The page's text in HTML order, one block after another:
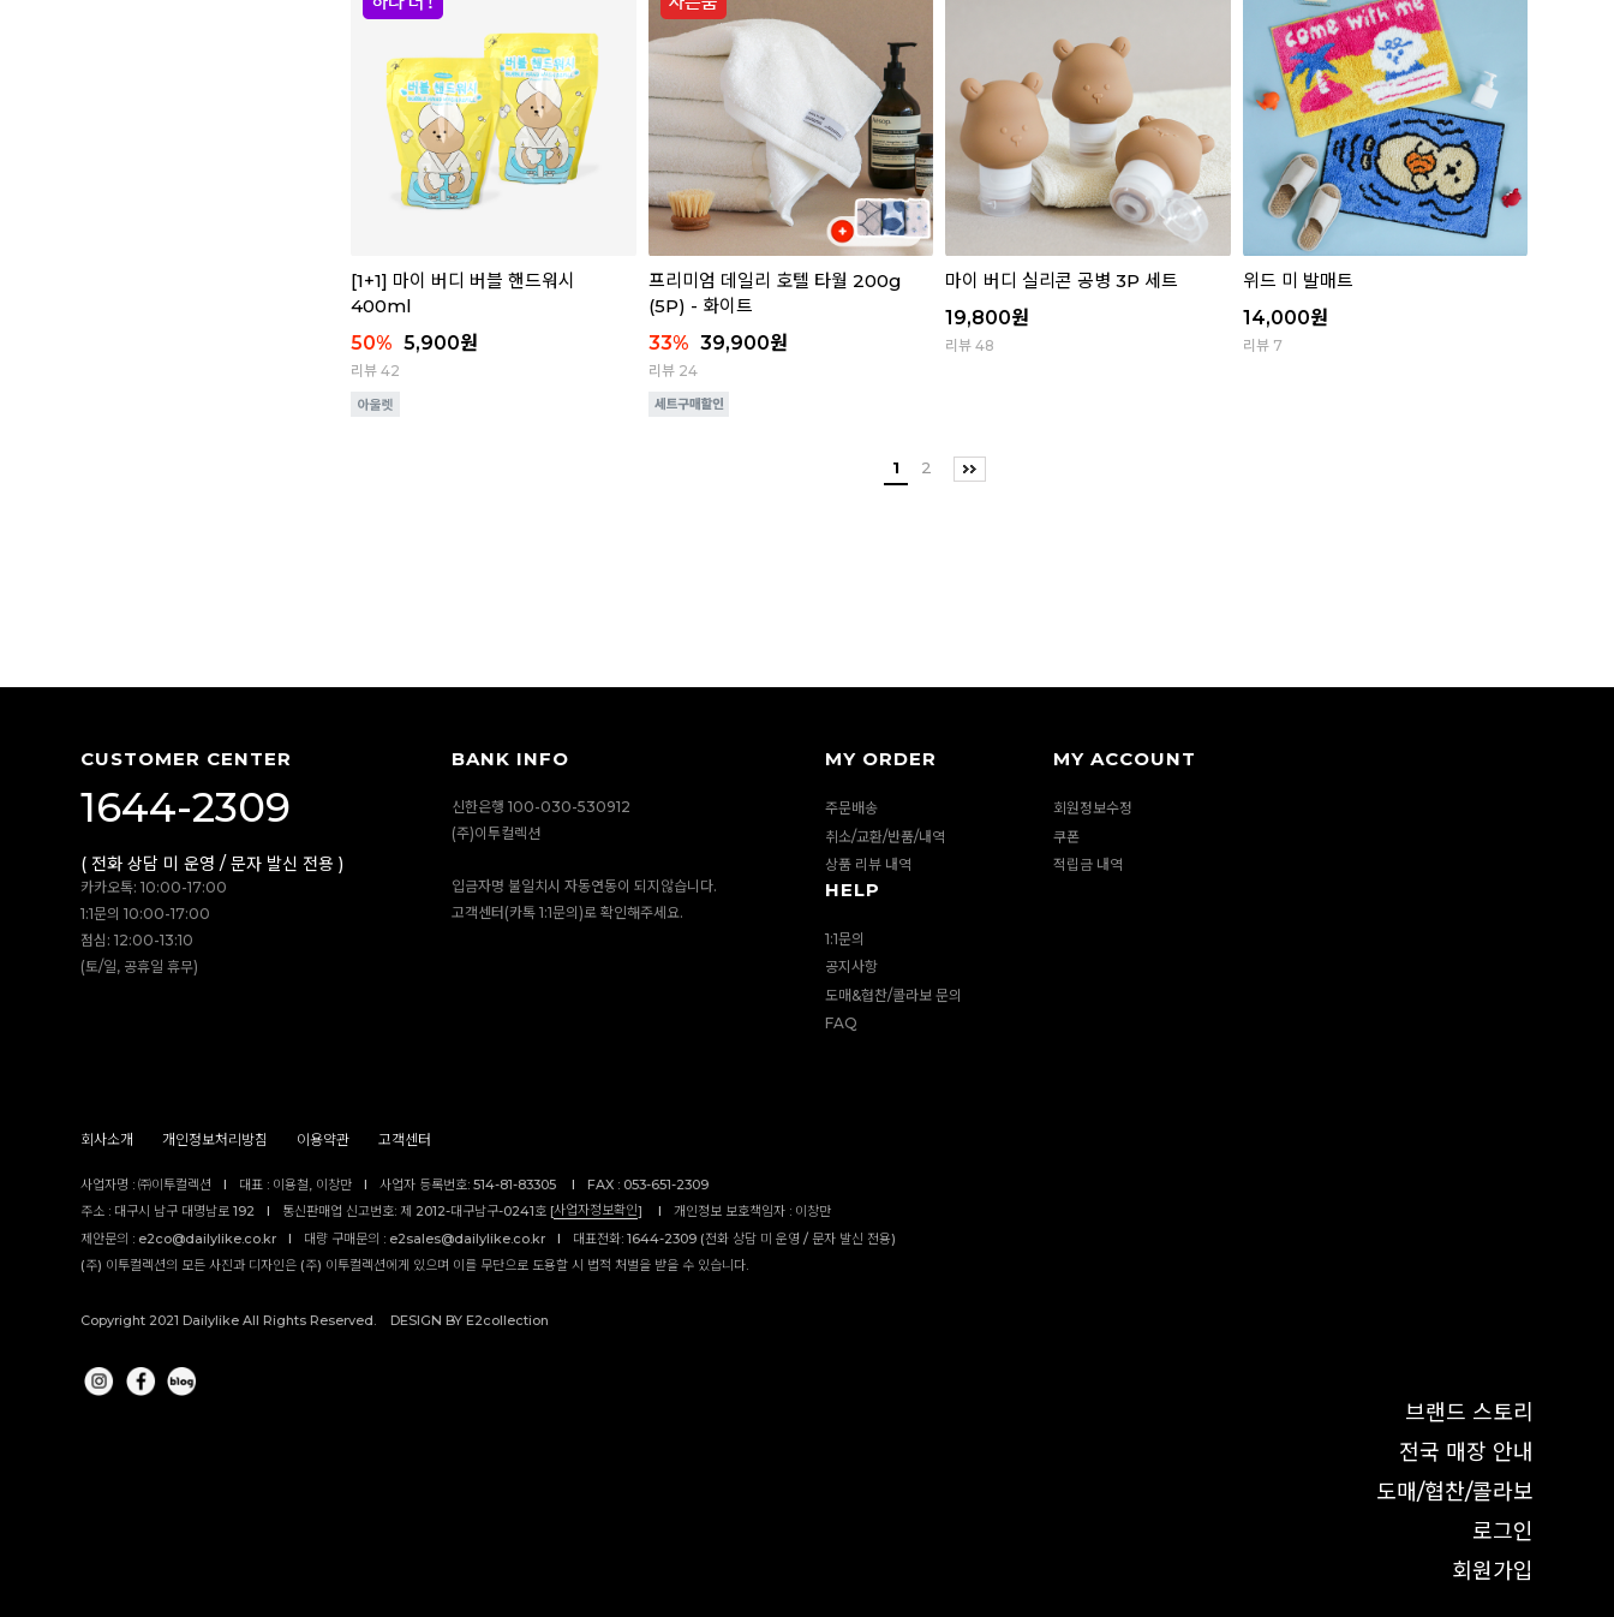
[1+1] 마이 버디 버블 핸드워시
400ml
50% 5,900원
리뷰 42
프리미엄 데일리 호텔 타월 200g
(5P) - 화이트
33% 39,900원
리뷰 24
마이 버디 실리콘 공병 3P 세트
19,800원
리뷰 48
위드 미 발매트
14,000원
리뷰 7
1 2
CUSTOMER CENTER
1644-2309
( 전화 상담 미 운영 / 문자 발신 전용 )
카카오톡: 10:00-17:00
1:1문의 10:00-17:00
점심: 12:00-13:10
(토/일, 공휴일 휴무)
BANK INFO
신한은행 100-030-530912
(주)이투컬렉션
입금자명 불일치시 자동연동이 되지않습니다.
고객센터(카톡 1:1문의)로 확인해주세요.
MY ORDER
주문배송
취소/교환/반품/내역
상품 리뷰 내역
MY ACCOUNT
회원정보수정
쿠폰
적립금 내역
HELP
1:1문의
공지사항
도매&협찬/콜라보 문의
FAQ
회사소개 개인정보처리방침 이용약관 고객센터
사업자명 : ㈜이투컬렉션 I 대표 : 이용철, 이창만 I 사업자 등록번호: 514-81-83305 I
FAX : 053-651-2309
주소 : 대구시 남구 대명남로 192
I 통신판매업 신고번호: 제 2012-대구남구-0241호 [사업자정보확인] I
개인정보 보호책임자 : 이창만
제안문의 : e2co@dailylike.co.kr
I 대량 구매문의 : e2sales@dailylike.co.kr I
대표전화: 1644-2309 (전화 상담 미 운영 / 문자 발신 전용)
(주) 이투컬렉션의 모든 사진과 디자인은 (주) 이투컬렉션에게 있으며 이를 무단으로 도용할 시 법적 처벌을 받을 수 있습니다.
Copyright 2021 Dailylike All Rights Reserved. DESIGN BY E2collection
브랜드 스토리
전국 매장 안내
도매/협찬/콜라보
로그인
회원가입